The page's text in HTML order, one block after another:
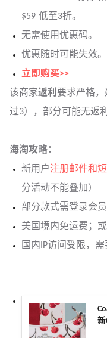
$59 低至3折。
无需使用优惠码。
优惠随时可能失效。
立即购买>>
该商家返利 要求严格
过3），部分可能无返
海淘攻略：
新用户注册邮件和
分活动不能叠加）
部分款式需登录会员
美国境内免运费；
国内IP访问受限，
新